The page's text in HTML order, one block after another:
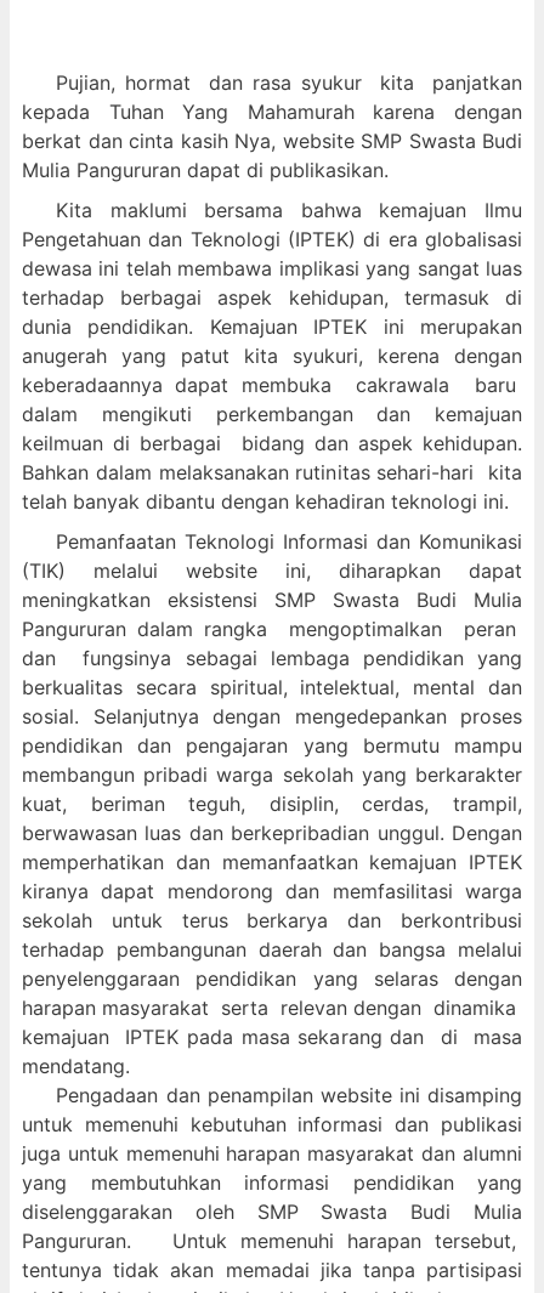
Pujian, hormat dan rasa syukur kita panjatkan
kepada Tuhan Yang Mahamurah karena dengan
berkat dan cinta kasih Nya, website SMP Swasta Budi
Mulia Pangururan dapat di publikasikan.
Kita maklumi bersama bahwa kemajuan Ilmu
Pengetahuan dan Teknologi (IPTEK) di era globalisasi
dewasa ini telah membawa implikasi yang sangat luas
terhadap berbagai aspek kehidupan, termasuk di
dunia pendidikan. Kemajuan IPTEK ini merupakan
anugerah yang patut kita syukuri, kerena dengan
keberadaannya dapat membuka cakrawala baru
dalam mengikuti perkembangan dan kemajuan
keilmuan di berbagai bidang dan aspek kehidupan.
Bahkan dalam melaksanakan rutinitas sehari-hari kita
telah banyak dibantu dengan kehadiran teknologi ini.
Pemanfaatan Teknologi Informasi dan Komunikasi
(TIK) melalui website ini, diharapkan dapat
meningkatkan eksistensi SMP Swasta Budi Mulia
Pangururan dalam rangka mengoptimalkan peran
dan fungsinya sebagai lembaga pendidikan yang
berkualitas secara spiritual, intelektual, mental dan
sosial. Selanjutnya dengan mengedepankan proses
pendidikan dan pengajaran yang bermutu mampu
membangun pribadi warga sekolah yang berkarakter
kuat, beriman teguh, disiplin, cerdas, trampil,
berwawasan luas dan berkepribadian unggul. Dengan
memperhatikan dan memanfaatkan kemajuan IPTEK
kiranya dapat mendorong dan memfasilitasi warga
sekolah untuk terus berkarya dan berkontribusi
terhadap pembangunan daerah dan bangsa melalui
penyelenggaraan pendidikan yang selaras dengan
harapan masyarakat serta relevan dengan dinamika
kemajuan IPTEK pada masa sekarang dan di masa
mendatang.
Pengadaan dan penampilan website ini disamping
untuk memenuhi kebutuhan informasi dan publikasi
juga untuk memenuhi harapan masyarakat dan alumni
yang membutuhkan informasi pendidikan yang
diselenggarakan oleh SMP Swasta Budi Mulia
Pangururan. Untuk memenuhi harapan tersebut,
tentunya tidak akan memadai jika tanpa partisipasi